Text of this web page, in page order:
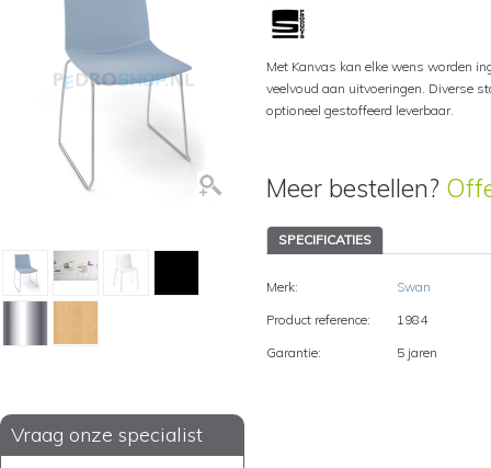
Vraag onze specialist
Met Kanvas kan elke wens worden
veelvoud aan uitvoeringen. Diverse
optioneel gestoffeerd leverbaar.
Meer bestellen?
SPECIFICATIES
Merk:
Swan
Product reference:
1984
Garantie:
5 jaren